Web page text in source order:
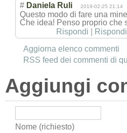
# Daniela Ruli 2019-02-25 21:14
Questo modo di fare una
Che idea! Penso proprio che
Rispondi
Aggiorna elenco commenti
RSS feed dei commenti di
Aggiungi
Nome (richiesto)